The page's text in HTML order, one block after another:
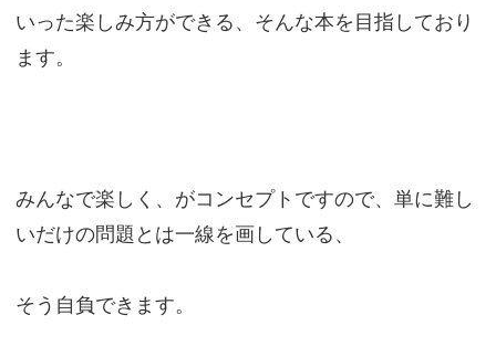
いった楽しみ方ができる、そんな本を目指しており
ます。
みんなで楽しく、がコンセプトですので、単に難し
いだけの問題とは一線を画している、
そう自負できます。